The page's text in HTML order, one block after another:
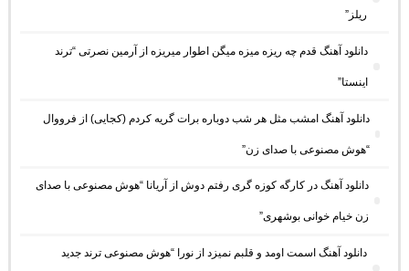
ریلز”
دانلود آهنگ ﻗﺪم ﭼﻪ رﻳﺰه ﻣﻴﺰه ﻣﻴﮕﻦ اﻃﻮار ﻣﻴﺮﻳﺰه از آرمین نصرتی “ترند
اینستا”
دانلود آهنگ امشب مثل هر شب دوباره برات گریه کردم (کجایی) از فرووال
“هوش مصنوعی با صدای زن”
دانلود آهنگ در کارگه کوزه گری رفتم دوش از آریانا “هوش مصنوعی با صدای
زن خیام خوانی بوشهری”
دانلود آهنگ اسمت اومد و قلبم نمیزد از نورا “هوش مصنوعی ترند جدید